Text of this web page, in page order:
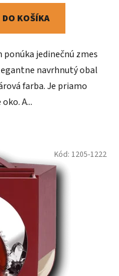
DO KOŠÍKA
ponúka jedinečnú zmes
navrhnutý obal
farba. Je priamo
A...
Kód: 1205-1222